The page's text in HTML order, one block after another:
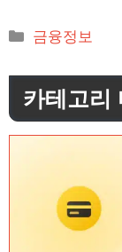
카
고
리
금융정보
카테고리